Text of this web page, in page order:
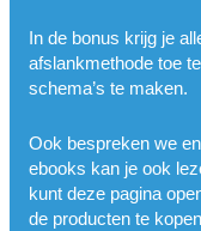
In de bonus krijg je
afslankmethode toe
schema’s te maken.
Ook bespreken we
ebooks kan je ook
kunt deze pagina
de producten te